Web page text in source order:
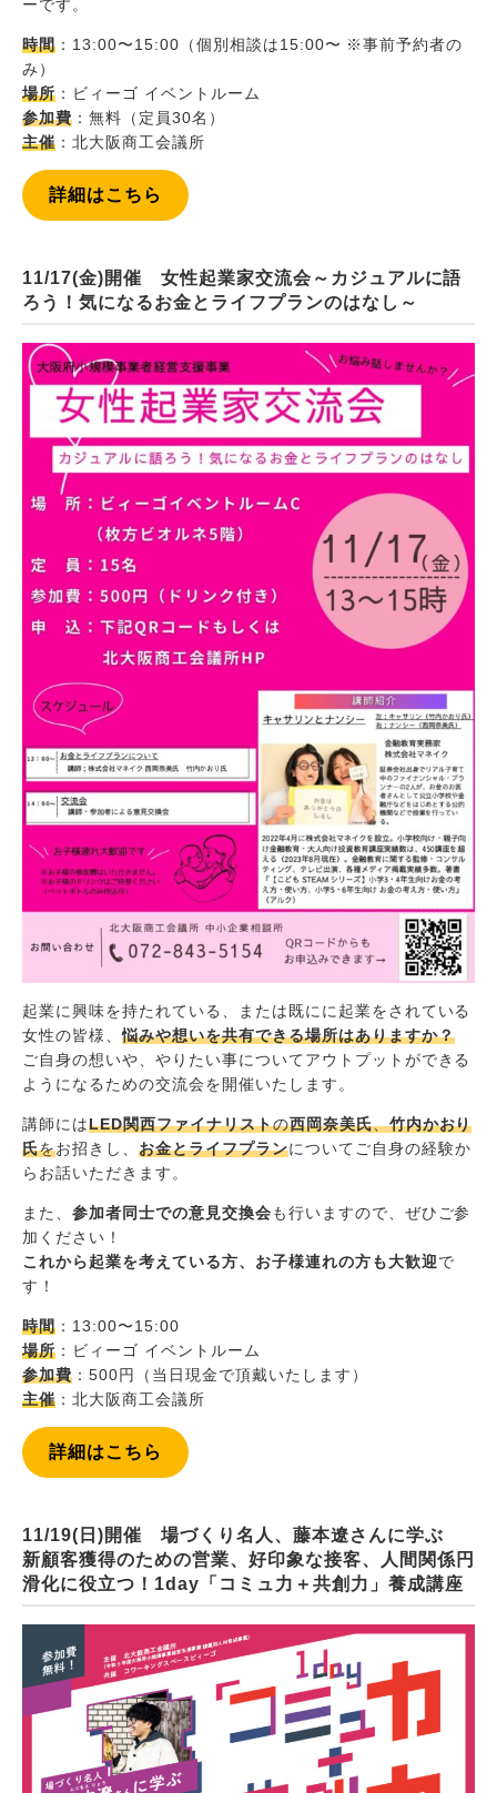
ーです。
時間：13:00〜15:00（個別相談は15:00〜 ※事前予約者の
み）
場所：ビィーゴ イベントルーム
参加費：無料（定員30名）
主催：北大阪商工会議所
詳細はこちら
11/17(金)開催 女性起業家交流会～カジュアルに語
ろう！気になるお金とライフプランのはなし～
起業に興味を持たれている、または既にに起業をされている
女性の皆様、悩みや想いを共有できる場所はありますか？
ご自身の想いや、やりたい事についてアウトプットができる
ようになるための交流会を開催いたします。
講師にはLED関西ファイナリストの西岡奈美氏、竹内かおり
氏をお招きし、 お金とライフプランについてご自身の経験か
らお話いただきます。
また、 参加者同士での意見交換会も行いますので、ぜひご参
加ください！
これから起業を考えている方、お子様連れの方も大歓迎で
す！
時間：13:00〜15:00
場所：ビィーゴ イベントルーム
参加費：500円（当日現金で頂戴いたします）
主催：北大阪商工会議所
詳細はこちら
11/19(日)開催 場づくり名人、藤本遼さんに学ぶ
新顧客獲得のための営業、好印象な接客、人間関係円
滑化に役立つ！1day「コミュ力＋共創力」養成講座